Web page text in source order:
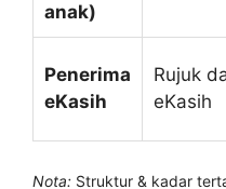
anak)
Penerima
eKasih
Rujuk
eKasih
Nota: Struktur & kadar